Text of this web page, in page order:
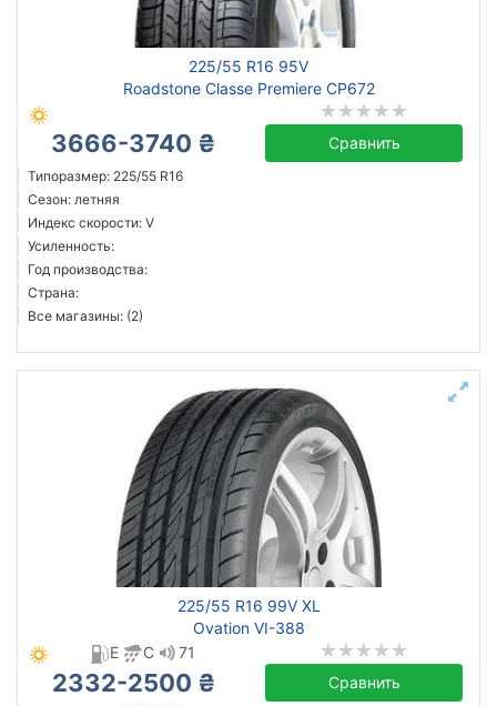
225/55 R16 95V
Roadstone Classe Premiere CP672
3666-3740 ₴ Сравнить
Типоразмер: 225/55 R16
Сезон: летняя
Индекс скорости: V
Усиленность:
Год производства:
Страна:
Все магазины: (2)
225/55 R16 99V XL
Ovation VI-388
E
C 71
2332-2500 ₴ Сравнить
Подобрать